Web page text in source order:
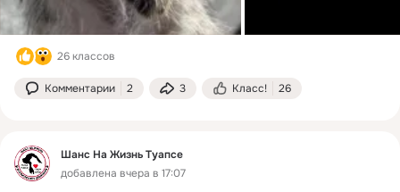
26 классов
Комментарии 2 3 Класс! 26
Шанс На Жизнь Туапсе
добавлена вчера в 17:07